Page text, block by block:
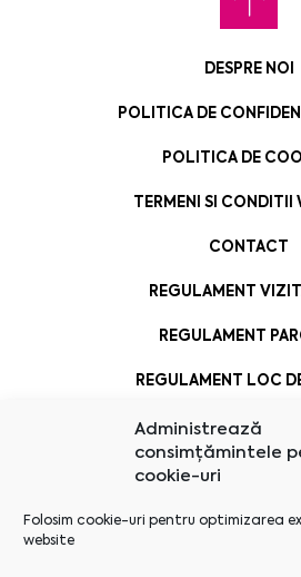
Administrează
consimțămintele
cookie-uri
Folosim cookie-uri pentru optimizarea
website
DESPRE NOI
POLITICA DE
POLITICA DE
TERMENI SI CONDITII
CONTACT
REGULAMENT
REGULAMENT
REGULAMENT LOC